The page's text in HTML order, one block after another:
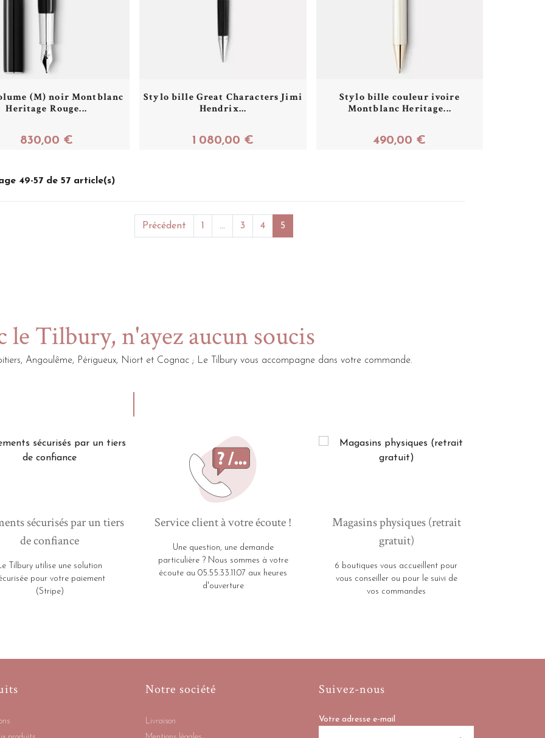
(M) noir Montblanc
Heritage Rouge...
830,00 €
Stylo bille Great Characters Jimi
Hendrix...
1 080,00 €
Stylo bille couleur ivoire
Montblanc Heritage...
490,00 €
49-57 de 57 article(s)
Précédent 1 ... 3 4 5
le Tilbury, n'ayez aucun soucis
Angoulême, Périgueux, Niort et Cognac ; Le Tilbury vous accompagne dans votre commande.
sécurisés par un tiers
de confiance
Tilbury utilise une solution
pour votre paiement
(Stripe)
Service client à votre écoute !
Une question, une demande
particulière ? Nous sommes à votre
écoute au 05.55.33.11.07 aux heures
d'ouverture
Magasins physiques (retrait
gratuit)
6 boutiques vous accueillent pour
vous conseiller ou pour le suivi de
vos commandes
Notre société
Livraison
Suivez-nous
Votre adresse e-mail